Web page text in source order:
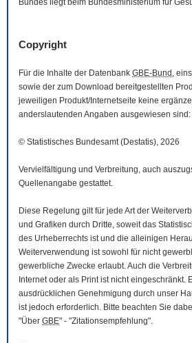
Bundes liegt beim Bundesministerium für
Copyright
Für die Inhalte der Datenbank GBE-Bund ,
sowie der zum Download bereitgestellten
jeweiligen Produkt/Internetseite keine
anderslautenden Angaben ausgewiesen sind:
© Statistisches Bundesamt (Destatis), 2026
Vervielfältigung und Verbreitung, auch
Quellenangabe gestattet.
Diese Regelung gilt für jede Art der
und Grafiken durch Dritte, soweit das
des Urheberrechts ist und die alleinigen
Weiterverwendung ist sowohl für nicht
gewerbliche Zwecke erlaubt. Auch die
Internet oder als Print ist nicht eingeschränkt.
ausdrücklichen Genehmigung durch unser
ist jedoch erforderlich. Bitte beachten Sie
"Über GBE" - "Zitationsempfehlung".